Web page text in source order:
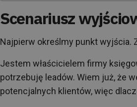
Scenariusz
Najpierw określmy punkt wyjścia.
Jestem właścicielem firmy
potrzebuję leadów. Wiem już, że
potencjalnych klientów, więc